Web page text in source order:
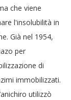
che viene
l'insolubilità in
Già nel 1954,
per
di
immobilizzati.
utilizzò